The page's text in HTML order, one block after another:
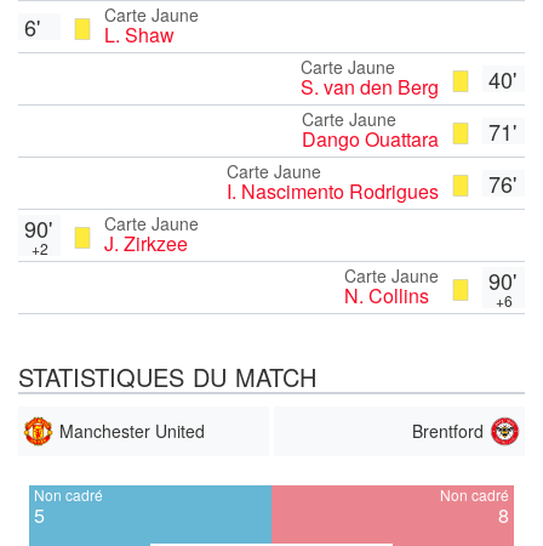
Carte Jaune
L. Shaw
6'
40'
Carte Jaune
S. van den Berg
71'
Carte Jaune
Dango Ouattara
76'
Carte Jaune
I. Nascimento Rodrigues
Carte Jaune
J. Zirkzee
90'
+2
90'
+6
Carte Jaune
N. Collins
STATISTIQUES DU MATCH
Manchester United Brentford
Non cadré
5
Non cadré
8